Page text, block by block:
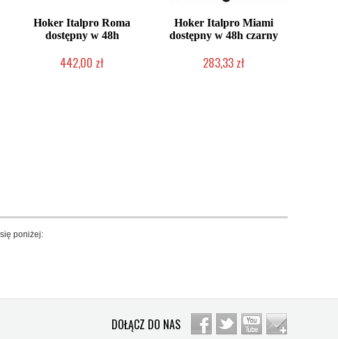
Hoker Italpro Roma
dostępny w 48h
442,00 zł
Hoker Italpro Miami
dostępny w 48h czarny
283,33 zł
poniżej:
DOŁĄCZ DO NAS